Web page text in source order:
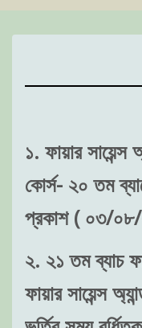
১. ফায়ার
কোর্স- ২০ তম
প্রকাশ ( ০৩/
২. ২১ তম ব্যাচ
ফায়ার সায়েন্স